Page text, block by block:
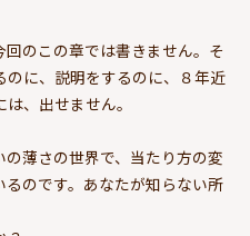
のこの章では書きません。そ
に、説明をするのに、８年近
、出せません。
の薄さの世界で、当たり方の変
のです。あなたが知らない所